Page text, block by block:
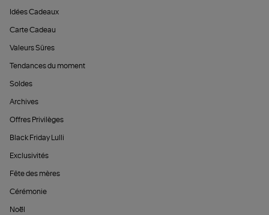
Idées Cadeaux
Carte Cadeau
Valeurs Sûres
Tendances du moment
Soldes
Archives
Offres Privilèges
Black Friday Lulli
Exclusivités
Fête des mères
Cérémonie
Noël